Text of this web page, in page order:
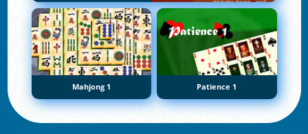
Mahjong 1 Patience 1